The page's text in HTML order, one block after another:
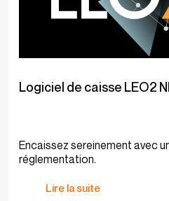
Logiciel de caisse LEO2
Encaissez sereinement avec
réglementation.
Lire la suite